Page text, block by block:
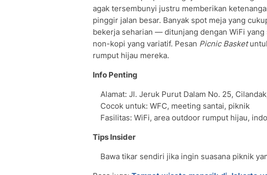
agak tersembunyi justru memberikan
pinggir jalan besar. Banyak spot meja yang
bekerja seharian — ditunjang dengan WiFi
non-kopi yang variatif. Pesan Picnic Basket
rumput hijau mereka.
Info Penting
Alamat: Jl. Jeruk Purut Dalam No. 25,
Cocok untuk: WFC, meeting santai, piknik
Fasilitas: WiFi, area outdoor rumput hijau,
Tips Insider
Bawa tikar sendiri jika ingin suasana piknik